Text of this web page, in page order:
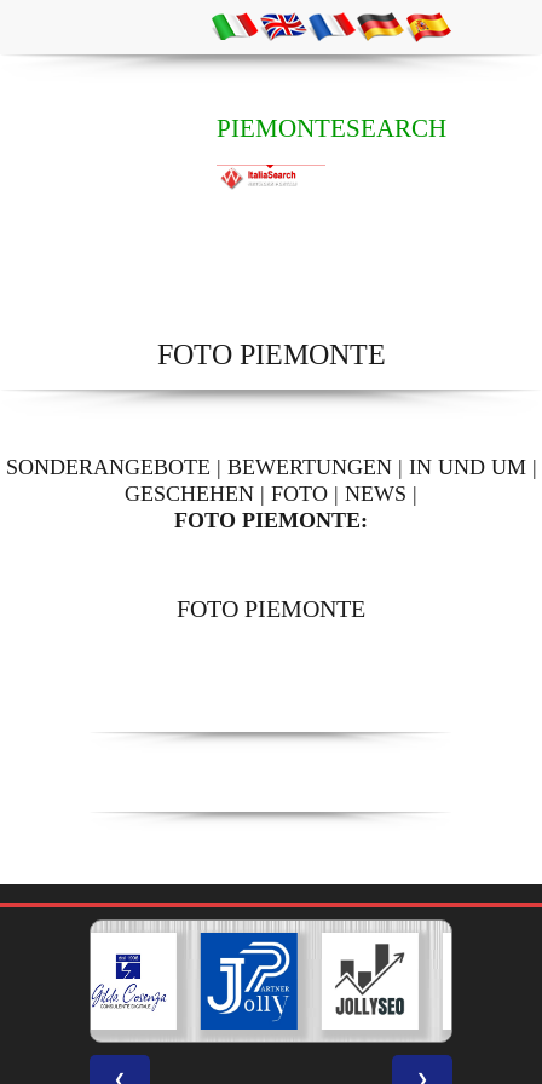
PIEMONTESEARCH
FOTO PIEMONTE
SONDERANGEBOTE | BEWERTUNGEN| IN UND UM|
GESCHEHEN | FOTO | NEWS |
FOTO PIEMONTE:
FOTO PIEMONTE
❮ ❯